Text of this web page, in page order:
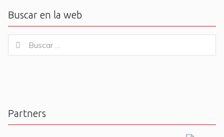
Buscar en la web
for:
Buscar
Partners